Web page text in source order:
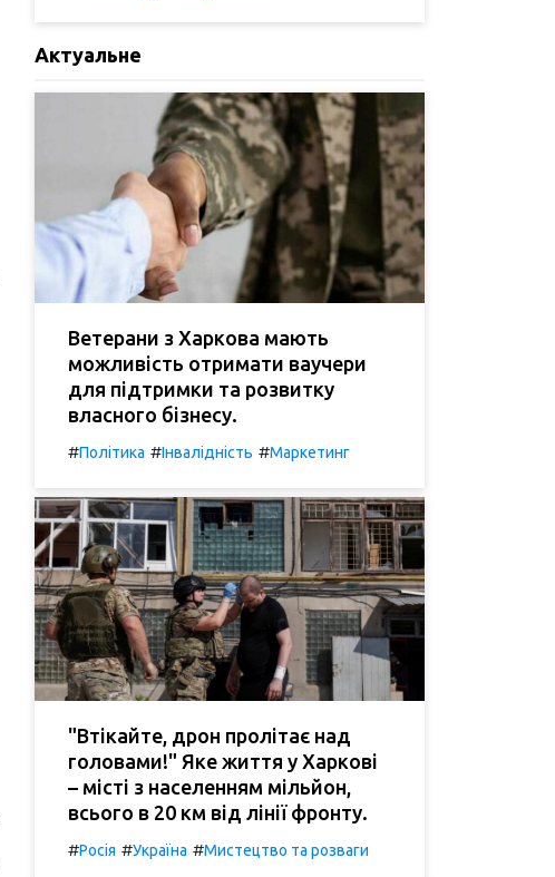
Актуальне
Ветерани з Харкова мають
можливість отримати ваучери
для підтримки та розвитку
власного бізнесу.
#Політика #Інвалідність #Маркетинг
"Втікайте, дрон пролітає над
головами!" Яке життя у Харкові
– місті з населенням мільйон,
всього в 20 км від лінії фронту.
#Росія #Україна #Мистецтво та розваги